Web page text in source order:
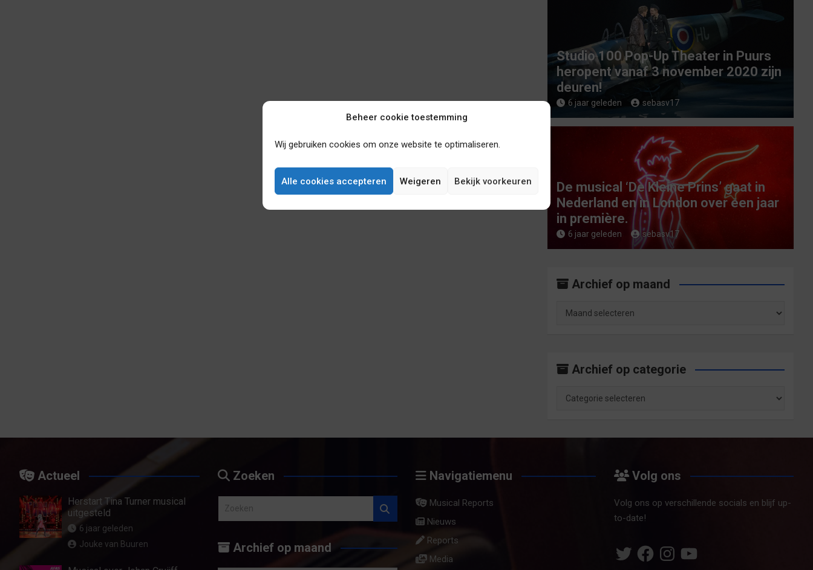
Beheer cookie toestemming
Wij gebruiken cookies om onze website te optimaliseren.
Alle cookies accepteren Weigeren Bekijk voorkeuren
Studio 100 Pop-Up Theater in Puurs
heropent vanaf 3 november 2020 zijn
deuren!
6 jaar geleden sebasv17
De musical ‘De Kleine Prins’ gaat in
Nederland en in London over een jaar
in première.
6 jaar geleden sebasv17
Archief op maand
Archief op categorie
categorie
Actueel
Herstart Tina Turner musical
uitgesteld
6 jaar geleden
Jouke van Buuren
Zoeken
k
Archief op maand
Navigatiemenu
Musical Reports
Nieuws
Reports
Media
Volg ons
Volg ons op verschillende socials en blijf up-
to-date!
TwitterFacebookInstagram
YouTube